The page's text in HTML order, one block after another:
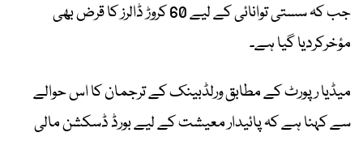
جب کہ سستی توانائی کے لیے 60 کروڑ ڈالرز کا قرض بھی
مؤخرکردیا گیا ہے۔
میڈیا رپورٹ کے مطابق ورلڈبینک کے ترجمان کا اس حوالے
سے کہنا ہے کہ پائیدار معیشت کے لیے بورڈ ڈسکشن مالی